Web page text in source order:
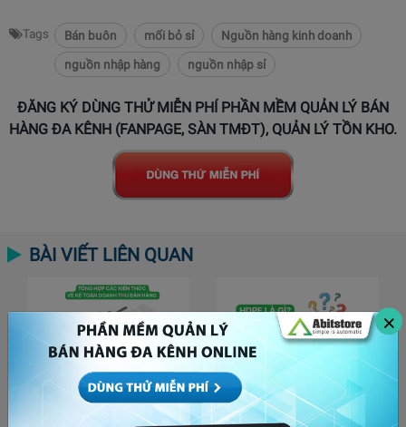
Tags Bán buôn mối bỏ sỉ
Nguồn hàng kinh doanh
nguồn nhập hàng
nguồn nhập sỉ
ĐĂNG KÝ DÙNG THỬ MIỄN PHÍ PHẦN MỀM QUẢN LÝ BÁN
HÀNG ĐA KÊNH (FANPAGE, SÀN TMĐT), QUẢN LÝ TỒN KHO.
×
BÀI VIẾT LIÊN QUAN
Tổng hợp các kiến thức HDPE là gì? “Đầu tư